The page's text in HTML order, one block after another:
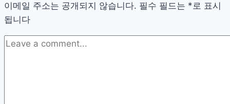
신
방
법
이메일 주소는 공개되지 않습니다. 필수 필드는 *로 표시
됩니다